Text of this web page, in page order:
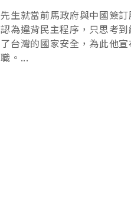
生就當前馬政府與中國簽
為違背民主程序，只思考到
台灣的國家安全，為此他
。...